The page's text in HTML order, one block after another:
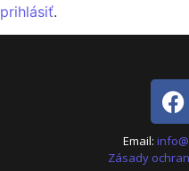
prihlásiť.
Email:
Zásady